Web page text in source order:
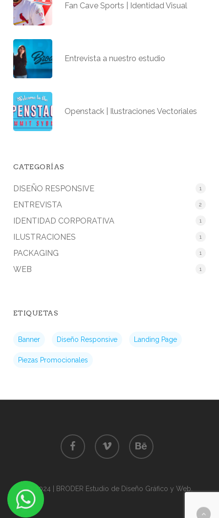
Fan Cave Sports | Identidad Visual
Entrevista a nuestro estudio
Openstack | Ilustraciones Vectoriales
CATEGORÍAS
DISEÑO RESPONSIVE 1
ENTREVISTA 2
IDENTIDAD CORPORATIVA 1
ILUSTRACIONES 1
PACKAGING 1
WEB 1
ETIQUETAS
Banner Diseño Responsive Landing Page
Piezas Promocionales
facebook vimeo behance
© 2024 | BRODER Estudio de Diseño Gráfico y Web.